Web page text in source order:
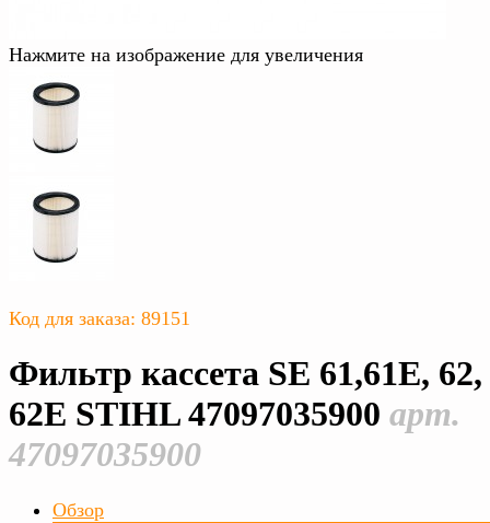
Нажмите на изображение для увеличения
Код для заказа: 89151
Фильтр кассета SE 61,61E, 62,
62E STIHL 47097035900 арт.
47097035900
Обзор